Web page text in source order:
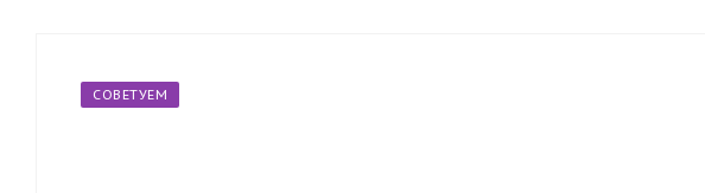
СОВЕТУЕМ